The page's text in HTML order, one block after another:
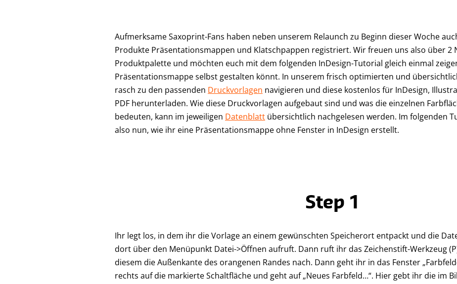
Aufmerksame Saxoprint-Fans haben neben unserem Relaunch zu Beginn dieser Woche
Produkte Präsentationsmappen und Klatschpappen registriert. Wir freuen uns also über 2
Produktpalette und möchten euch mit dem folgenden InDesign-Tutorial gleich einmal
Präsentationsmappe selbst gestalten könnt. In unserem frisch optimierten und
rasch zu den passenden Druckvorlagen navigieren und diese kostenlos für InDesign,
PDF herunterladen. Wie diese Druckvorlagen aufgebaut sind und was die einzelnen
bedeuten, kann im jeweiligen Datenblatt übersichtlich nachgelesen werden. Im folgenden
also nun, wie ihr eine Präsentationsmappe ohne Fenster in InDesign erstellt.
Step 1
Ihr legt los, in dem ihr die Vorlage an einem gewünschten Speicherort entpackt und die
dort über den Menüpunkt Datei->Öffnen aufruft. Dann ruft ihr das Zeichenstift-Werkzeug
diesem die Außenkante des orangenen Randes nach. Dann geht ihr in das Fenster
rechts auf die markierte Schaltfläche und geht auf „Neues Farbfeld…“. Hier gebt ihr die im